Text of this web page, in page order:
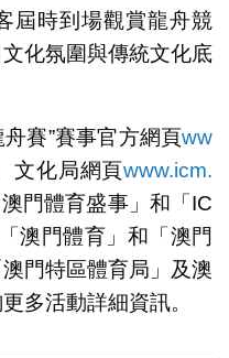
屆時到場觀賞龍舟競
化氛圍與傳統文化底
賽”賽事官方網頁ww
文化局網頁www.icm.
門體育盛事」和「IC
澳門體育」和「澳門
門特區體育局」及澳
多活動詳細資訊。